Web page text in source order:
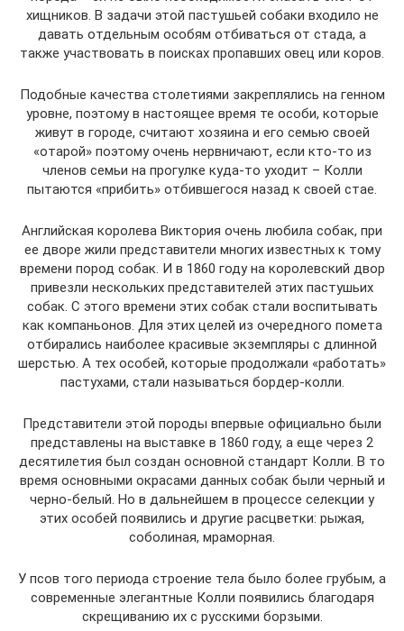
хищников. В задачи этой пастушьей собаки входило не
давать отдельным особям отбиваться от стада, а
также участвовать в поисках пропавших овец или коров.
Подобные качества столетиями закреплялись на генном
уровне, поэтому в настоящее время те особи, которые
живут в городе, считают хозяина и его семью своей
«отарой» поэтому очень нервничают, если кто-то из
членов семьи на прогулке куда-то уходит – Колли
пытаются «прибить» отбившегося назад к своей стае.
Английская королева Виктория очень любила собак, при
ее дворе жили представители многих известных к тому
времени пород собак. И в 1860 году на королевский двор
привезли нескольких представителей этих пастушьих
собак. С этого времени этих собак стали воспитывать
как компаньонов. Для этих целей из очередного помета
отбирались наиболее красивые экземпляры с длинной
шерстью. А тех особей, которые продолжали «работать»
пастухами, стали называться бордер-колли.
Представители этой породы впервые официально были
представлены на выставке в 1860 году, а еще через 2
десятилетия был создан основной стандарт Колли. В то
время основными окрасами данных собак были черный и
черно-белый. Но в дальнейшем в процессе селекции у
этих особей появились и другие расцветки: рыжая,
соболиная, мраморная.
У псов того периода строение тела было более грубым, а
современные элегантные Колли появились благодаря
скрещиванию их с русскими борзыми.